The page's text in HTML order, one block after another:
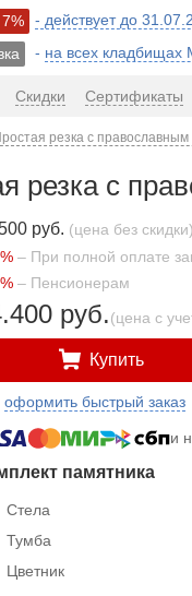
- действует до
- на всех
Скидки Сертификаты
резка с православным
резка с
руб. (цена без скидки)
– При полной оплате
– Пенсионерам
руб.(цена с
Купить
оформить быстрый заказ
и
памятника
Стела
Тумба
Цветник